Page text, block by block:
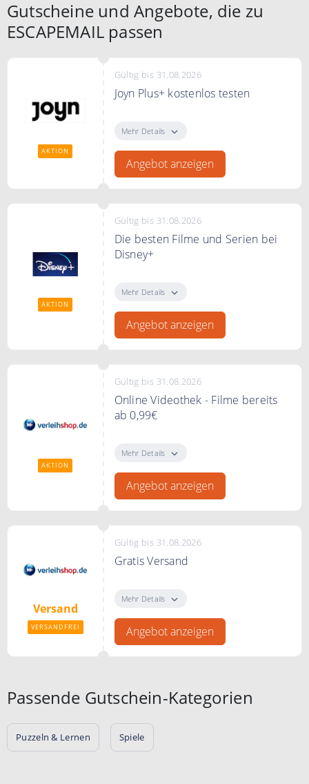
verwendet werden.
Mindestbestellwert 34 Euro.
Gutscheine und Angebote, die zu
ESCAPEMAIL passen
AKTION
Gültig bis 31.08.2026
Joyn Plus+ kostenlos testen
Plus kostenlos.
Mehr Details
Angebot anzeigen
AKTION
Gültig bis 31.08.2026
Die besten Filme und Serien bei
Disney+
und Serien bei Disney+
Mehr Details
Angebot anzeigen
AKTION
Gültig bis 31.08.2026
Online Videothek - Filme bereits
ab 0,99€
ab 0,99€ bei verleihshop.de
Mehr Details
Angebot anzeigen
Versand
VERSANDFREI
Gültig bis 31.08.2026
Gratis Versand
portofrei.
Mehr Details
Angebot anzeigen
Passende Gutschein-Kategorien
Puzzeln & Lernen Spiele